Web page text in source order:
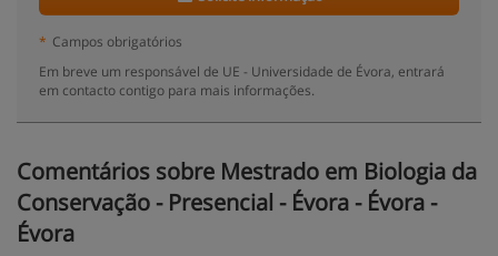
* Campos obrigatórios
Em breve um responsável de UE - Universidade de Évora, entrará
em contacto contigo para mais informações.
Comentários sobre Mestrado em Biologia da
Conservação - Presencial - Évora - Évora -
Évora